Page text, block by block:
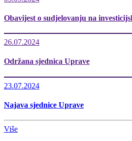
Obavijest o sudjelovanju na
26.07.2024
Održana sjednica Uprave
23.07.2024
Najava sjednice Uprave
Više